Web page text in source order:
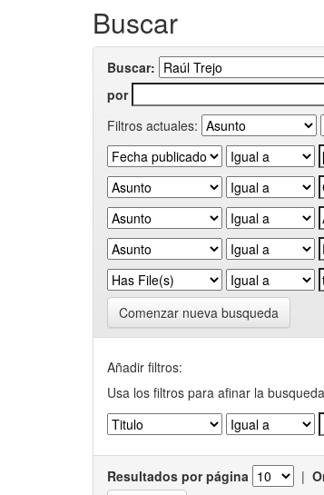
Buscar
Buscar:
por
Filtros actuales:
Comenzar nueva busqueda
Añadir filtros:
Usa los filtros para afinar la
Resultados por página |